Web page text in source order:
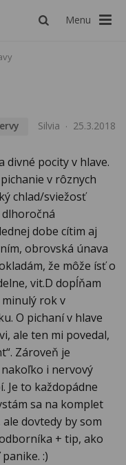
Menu
Silvia 25.3.2018
divné pocity v hlave.
v rôznych
chlad/sviežosť
dobe cítim aj
obrovská únava
že môže ísť o
vit.D dopĺňam
rok v
O pichaní v hlave
ale ten mi povedal,
Zároveň je
i nervový
Je to každopádne
sa na komplet
dovtedy by som
+ tip, ako
:)